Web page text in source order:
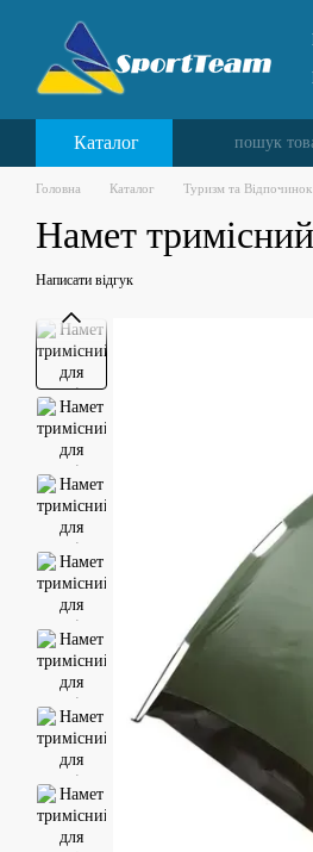
Перейти до основного контенту
Каталог
Головна Каталог Туризм та Відпочинок
Намет
Написати відгук